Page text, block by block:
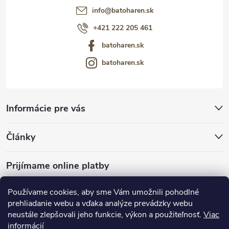
Používame cookies, aby sme Vám umožnili pohodlné
prehliadanie webu a vďaka analýze prevádzky webu
neustále zlepšovali jeho funkcie, výkon a použiteľnosť. Viac
informácií
Informácie pre vás
Články
Prijímame online platby
info@batoharen.sk
+421 222 205 461
batoharen.sk
batoharen.sk